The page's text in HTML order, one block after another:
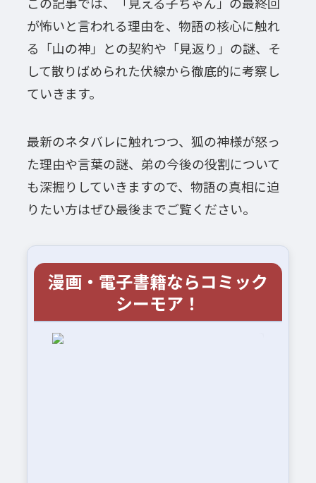
が怖いと言われる理由を、物語の核心に触れ
る「山の神」との契約や「見返り」の謎、そ
して散りばめられた伏線から徹底的に考察し
ていきます。
最新のネタバレに触れつつ、狐の神様が怒っ
た理由や言葉の謎、弟の今後の役割について
も深掘りしていきますので、物語の真相に迫
りたい方はぜひ最後までご覧ください。
漫画・電子書籍ならコミック
シーモア！